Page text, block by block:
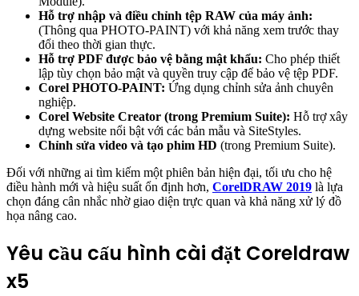
Hỗ trợ nhập và điều chỉnh tệp RAW của máy ảnh:
(Thông qua PHOTO-PAINT) với khả năng xem trước thay
đổi theo thời gian thực.
Hỗ trợ PDF được bảo vệ bằng mật khẩu: Cho phép thiết
lập tùy chọn bảo mật và quyền truy cập để bảo vệ tệp PDF.
Corel PHOTO-PAINT: Ứng dụng chỉnh sửa ảnh chuyên
nghiệp.
Corel Website Creator (trong Premium Suite): Hỗ trợ xây
dựng website nổi bật với các bản mẫu và SiteStyles.
Chỉnh sửa video và tạo phim HD (trong Premium Suite).
Đối với những ai tìm kiếm một phiên bản hiện đại, tối ưu cho hệ
điều hành mới và hiệu suất ổn định hơn, CorelDRAW 2019 là lựa
chọn đáng cân nhắc nhờ giao diện trực quan và khả năng xử lý đồ
họa nâng cao.
Yêu cầu cấu hình cài đặt Coreldraw
x5